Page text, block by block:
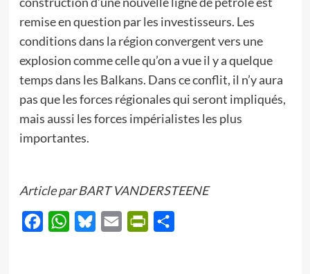
remise en question par les investisseurs. Les
conditions dans la région convergent vers une
explosion comme celle qu’on a vue il y a quelque
temps dans les Balkans. Dans ce conflit, il n’y aura
pas que les forces régionales qui seront impliqués,
mais aussi les forces impérialistes les plus
importantes.
Article par BART VANDERSTEENE
FacebookWhatsApp
BlueskyEmail PrintFriendly